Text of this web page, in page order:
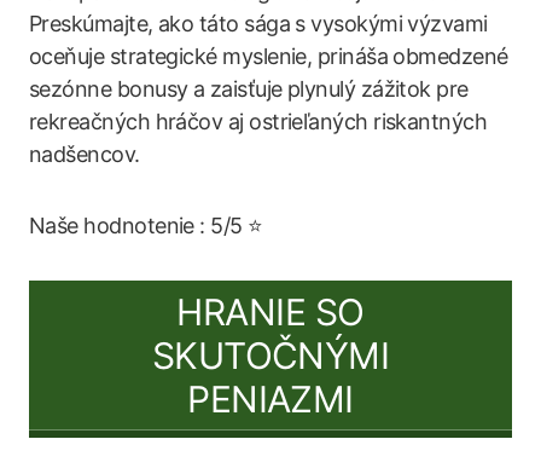
Preskúmajte, ako táto sága s vysokými výzvami
oceňuje strategické myslenie, prináša obmedzené
sezónne bonusy a zaisťuje plynulý zážitok pre
rekreačných hráčov aj ostrieľaných riskantných
nadšencov.
Naše hodnotenie : 5/5 ⭐
HRANIE SO
SKUTOČNÝMI
PENIAZMI